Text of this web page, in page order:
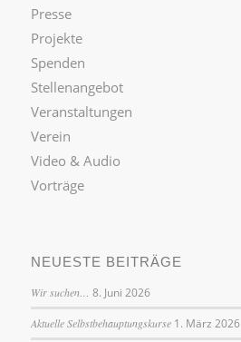
Presse
Projekte
Spenden
Stellenangebot
Veranstaltungen
Verein
Video & Audio
Vorträge
NEUESTE BEITRÄGE
Wir suchen… 8. Juni 2026
Aktuelle Selbstbehauptungskurse 1. März 2026